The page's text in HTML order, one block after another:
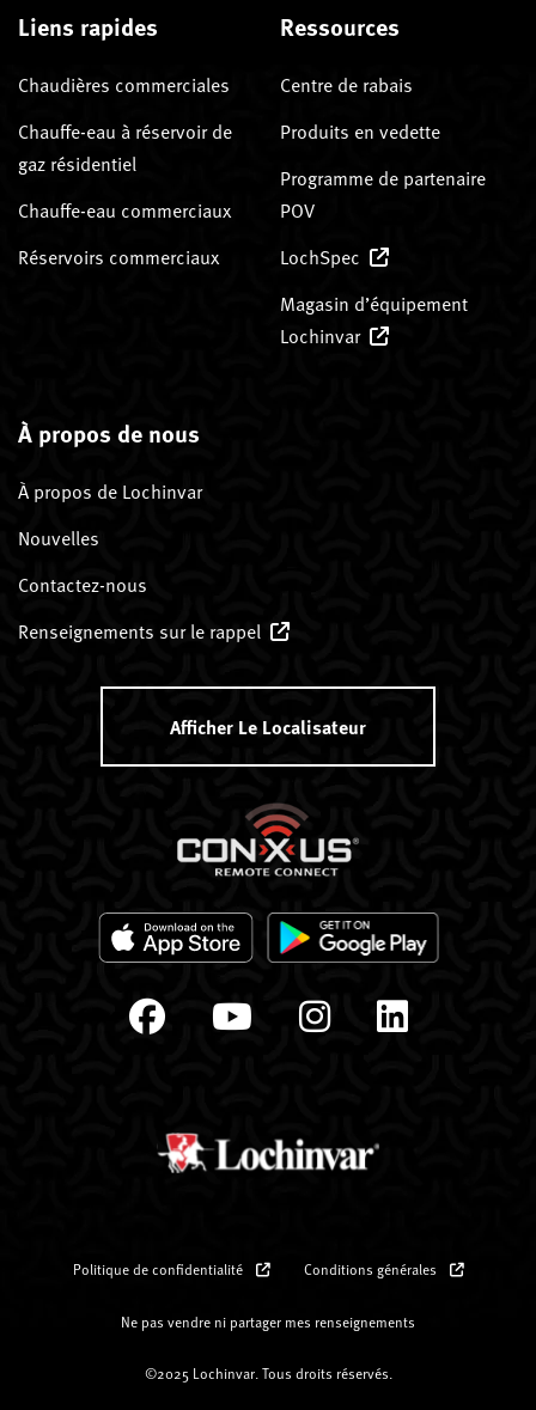
Liens rapides
Chaudières commerciales
Chauffe-eau à réservoir de
gaz résidentiel
Chauffe-eau commerciaux
Réservoirs commerciaux
Ressources
Centre de rabais
Produits en vedette
Programme de partenaire
POV
LochSpec
Magasin d’équipement
Lochinvar
À propos de nous
À propos de Lochinvar
Nouvelles
Contactez-nous
Renseignements sur le rappel
Afficher Le Localisateur
Politique de confidentialité Conditions générales
Ne pas vendre ni partager mes renseignements
©2025 Lochinvar. Tous droits réservés.